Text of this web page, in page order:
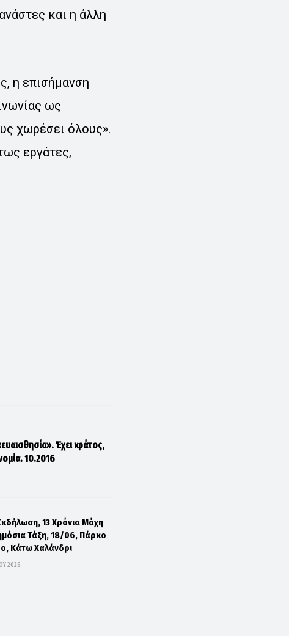
και η άλλη
η επισήμανση
ως
χωρέσει όλους».
εργάτες,
Έχει κράτος,
10.2016
13 Χρόνια Μάχη
Τάξη, 18/06, Πάρκο
Κάτω Χαλάνδρι
2026